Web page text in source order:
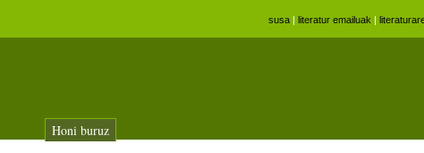
susa| literatur emailuak |
Honi buruz